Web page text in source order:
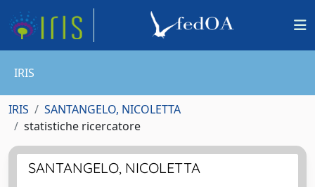
IRIS
IRIS
SANTANGELO, NICOLETTA
statistiche ricercatore
SANTANGELO, NICOLETTA